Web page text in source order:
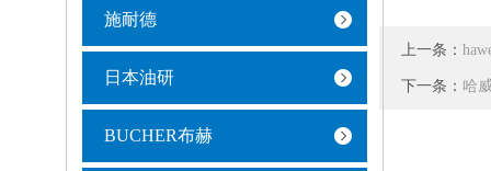
施耐德
日本油研
BUCHER布赫
上一条：
下一条： 哈